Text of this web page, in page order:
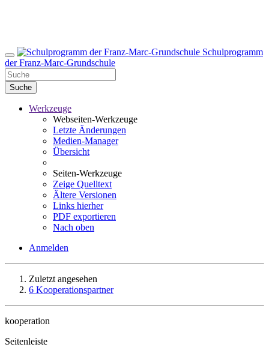
Schulprogramm
der Franz-Marc-Grundschule
Suche
Werkzeuge
Webseiten-Werkzeuge
Letzte Änderungen
Medien-Manager
Übersicht
Seiten-Werkzeuge
Zeige Quelltext
Ältere Versionen
Links hierher
PDF exportieren
Nach oben
Anmelden
Zuletzt angesehen
6 Kooperationspartner
kooperation
Seitenleiste